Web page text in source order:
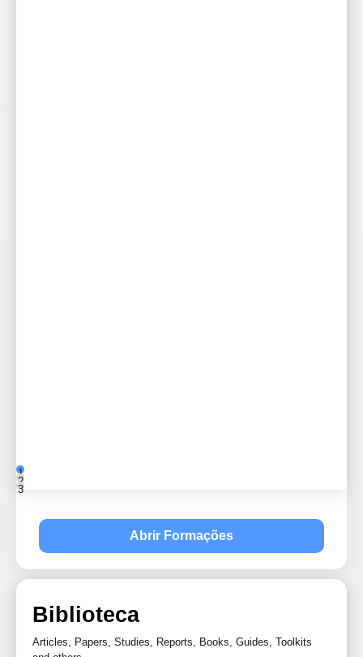
1
2
3
Abrir Formações
Biblioteca
Articles, Papers, Studies, Reports, Books, Guides, Toolkits